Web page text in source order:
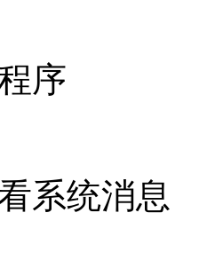
序
系统消息